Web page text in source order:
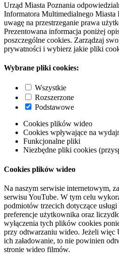
Urząd Miasta Poznania
Informatora Multimedialnego Miasta
uwagę na przestrzeganie prawa
Prezentowana informacja poniżej
poszczególne cookies. Zarządzaj
prywatności i wybierz jakie pliki
Wybrane pliki cookies:
Wszystkie
Rozszerzone
Podstawowe
Cookies plików wideo
Cookies wpływające na
Funkcjonalne pliki
Niezbędne pliki cookies
Cookies plików wideo
Na naszym serwisie internetowym,
serwisu YouTube. W tym celu
podmiotów trzecich dotyczące
preferencje użytkownika oraz
wyłączenia tych plików cookies
przy odtwarzaniu wideo. Jeżeli więc
ich załadowanie, to nie powinien
stronie wideo filmów.